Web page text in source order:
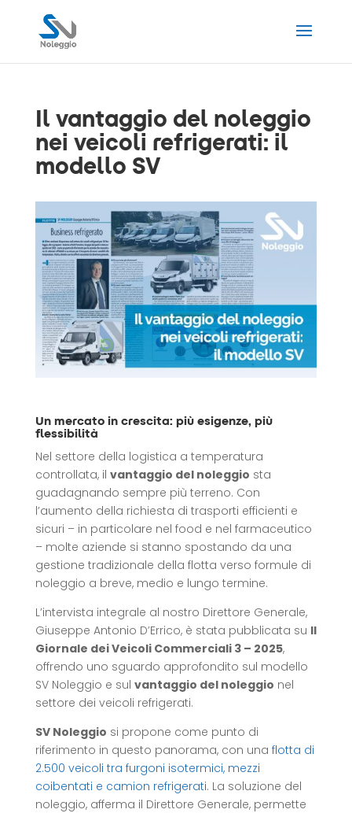
Il vantaggio del noleggio
nei veicoli refrigerati: il
modello SV
Un mercato in crescita: più esigenze, più
flessibilità
Nel settore della logistica a temperatura
controllata, il vantaggio del noleggio sta
guadagnando sempre più terreno. Con
l’aumento della richiesta di trasporti efficienti e
sicuri – in particolare nel food e nel farmaceutico
– molte aziende si stanno spostando da una
gestione tradizionale della flotta verso formule di
noleggio a breve, medio e lungo termine.
L’intervista integrale al nostro Direttore Generale,
Giuseppe Antonio D’Errico, è stata pubblicata su Il
Giornale dei Veicoli Commerciali 3 – 2025,
offrendo uno sguardo approfondito sul modello
SV Noleggio e sul vantaggio del noleggio nel
settore dei veicoli refrigerati.
SV Noleggio si propone come punto di
riferimento in questo panorama, con una flotta di
2.500 veicoli tra furgoni isotermici, mezzi
coibentati e camion refrigerati. La soluzione del
noleggio, afferma il Direttore Generale, permette